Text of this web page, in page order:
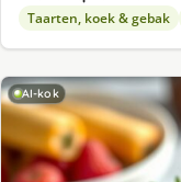
Taarten, koek & gebak
AI-kok